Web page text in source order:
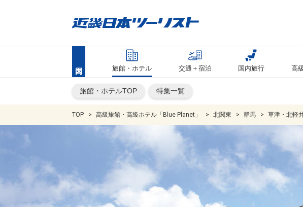
旅館・ホテル 交通＋宿泊 国内旅行 高
旅館・ホテルTOP 特集一覧
TOP 高級旅館・高級ホテル「Blue Planet」 北関東 群馬 草津・北軽